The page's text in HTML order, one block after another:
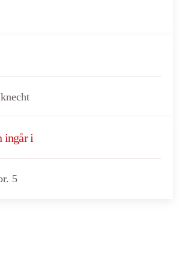
ingår i
5